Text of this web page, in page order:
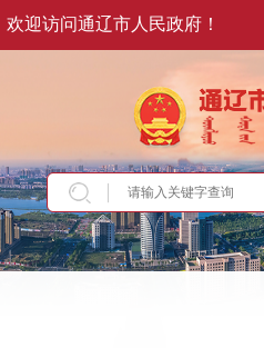
欢迎访问通辽市人民政府！